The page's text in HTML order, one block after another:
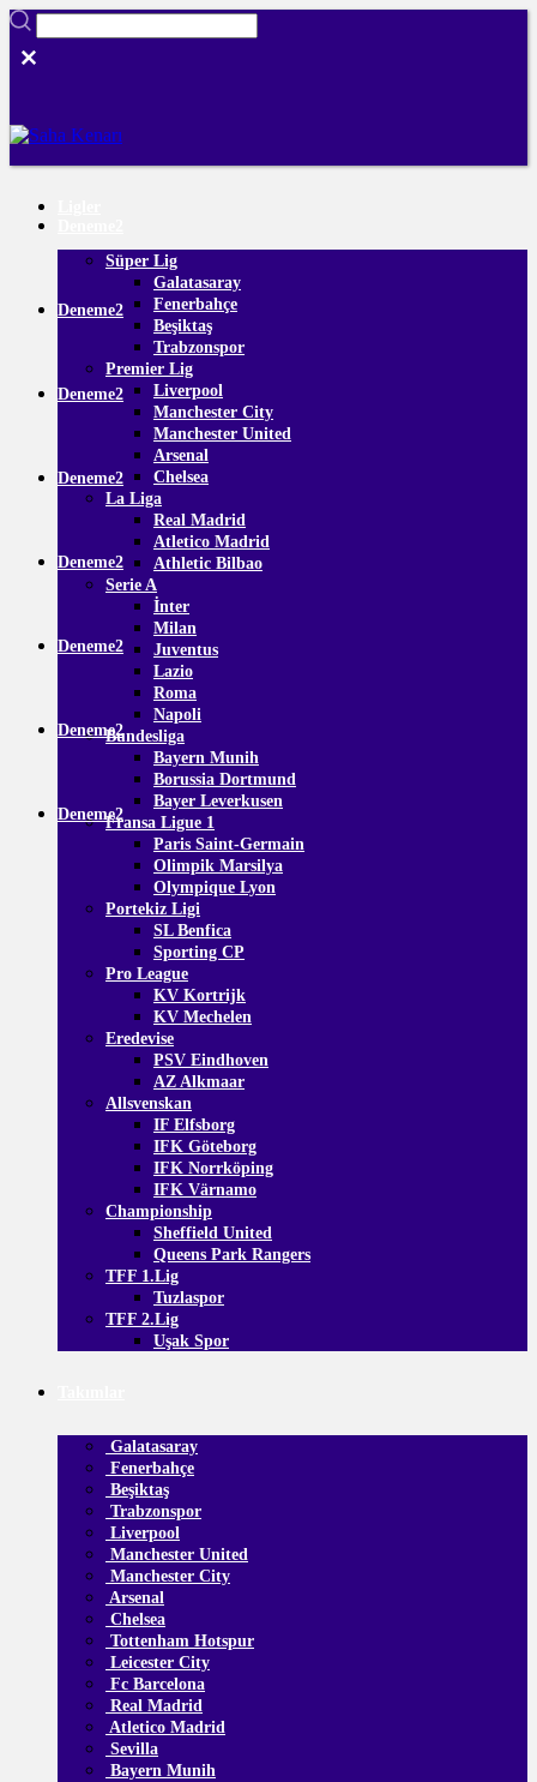
Süper Lig
Galatasaray
Fenerbahçe
Beşiktaş
Trabzonspor
Premier Lig
Liverpool
Manchester City
Manchester United
Arsenal
Chelsea
La Liga
Real Madrid
Atletico Madrid
Athletic Bilbao
Serie A
İnter
Milan
Juventus
Lazio
Roma
Napoli
Bundesliga
Bayern Munih
Borussia Dortmund
Bayer Leverkusen
Fransa Ligue 1
Paris Saint-Germain
Olimpik Marsilya
Olympique Lyon
Portekiz Ligi
SL Benfica
Sporting CP
Pro League
KV Kortrijk
KV Mechelen
Eredevise
PSV Eindhoven
AZ Alkmaar
Allsvenskan
IF Elfsborg
IFK Göteborg
IFK Norrköping
IFK Värnamo
Championship
Sheffield United
Queens Park Rangers
TFF 1.Lig
Tuzlaspor
TFF 2.Lig
Uşak Spor
Galatasaray
Fenerbahçe
Beşiktaş
Trabzonspor
Liverpool
Manchester United
Manchester City
Arsenal
Chelsea
Tottenham Hotspur
Leicester City
Fc Barcelona
Real Madrid
Atletico Madrid
Sevilla
Bayern Munih
Deneme2
Deneme2
Deneme2
Deneme2
Deneme2
Deneme2
Deneme2